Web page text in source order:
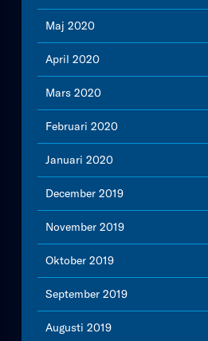
Maj 2020
April 2020
Mars 2020
Februari 2020
Januari 2020
December 2019
November 2019
Oktober 2019
September 2019
Augusti 2019